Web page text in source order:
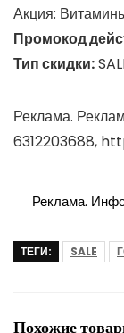
Акция:
Промокод
Тип скидки:
Реклама.
6312203688,
Реклама.
ТЕГИ: SALE
Похожие